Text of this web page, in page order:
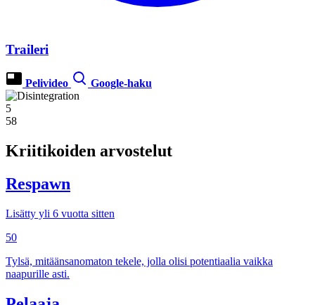
Traileri
Pelivideo Google-haku
5
58
Kriitikoiden arvostelut
Respawn
Lisätty yli 6 vuotta sitten
50
Tylsä, mitäänsanomaton tekele, jolla olisi potentiaalia vaikka
naapurille asti.